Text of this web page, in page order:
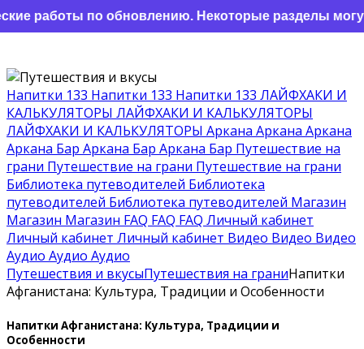
Напитки 133 Напитки 133 Напитки 133 ЛАЙФХАКИ И
КАЛЬКУЛЯТОРЫ ЛАЙФХАКИ И КАЛЬКУЛЯТОРЫ
ЛАЙФХАКИ И КАЛЬКУЛЯТОРЫ Аркана Аркана Аркана
Аркана Бар Аркана Бар Аркана Бар Путешествие на
грани Путешествие на грани Путешествие на грани
Библиотека путеводителей Библиотека
путеводителей Библиотека путеводителей Магазин
Магазин Магазин FAQ FAQ FAQ Личный кабинет
Личный кабинет Личный кабинет Видео Видео Видео
Аудио Аудио Аудио
Путешествия и вкусыПутешествия на граниНапитки
Афганистана: Культура, Традиции и Особенности
Напитки Афганистана: Культура, Традиции и
Особенности
по обновлению. Некоторые разделы могут